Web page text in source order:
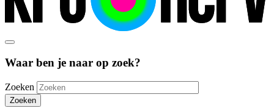
Waar ben je naar op zoek?
Zoeken
Zoeken